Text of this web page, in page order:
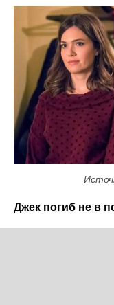
Джек погиб не в